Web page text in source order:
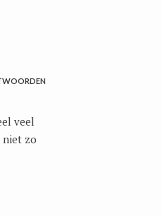
veel
niet zo